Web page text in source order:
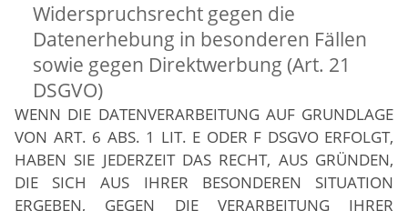
Widerspruchsrecht gegen die
Datenerhebung in besonderen Fällen
sowie gegen Direktwerbung (Art. 21
DSGVO)
WENN DIE DATENVERARBEITUNG AUF GRUNDLAGE
VON ART. 6 ABS. 1 LIT. E ODER F DSGVO ERFOLGT,
HABEN SIE JEDERZEIT DAS RECHT, AUS GRÜNDEN,
DIE SICH AUS IHRER BESONDEREN SITUATION
ERGEBEN, GEGEN DIE VERARBEITUNG IHRER